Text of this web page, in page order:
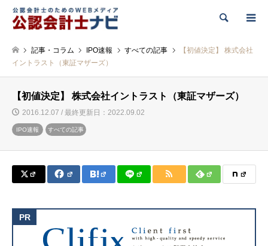
検索
記事・コラム IPO速報 すべての記事
【初値決定】 株式会社
イントラスト（東証マザーズ）
【初値決定】 株式会社イントラスト（東証マザーズ）
2016.12.07 / 最終更新日：2022.09.02
IPO速報 すべての記事